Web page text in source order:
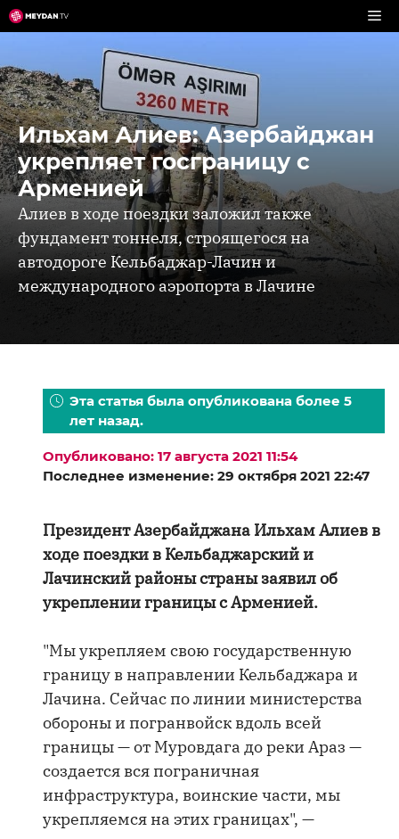
Перейти
к
содержимому
Ильхам Алиев: Азербайджан
укрепляет госграницу с
Арменией
Алиев в ходе поездки заложил также
фундамент тоннеля, строящегося на
автодороге Кельбаджар-Лачин и
международного аэропорта в Лачине
Эта статья была опубликована более 5
лет назад.
Опубликовано: 17 августа 2021 11:54
Последнее изменение: 29 октября 2021 22:47
Президент Азербайджана Ильхам Алиев в
ходе поездки в Кельбаджарский и
Лачинский районы страны заявил об
укреплении границы с Арменией.
"Мы укрепляем свою государственную
границу в направлении Кельбаджара и
Лачина. Сейчас по линии министерства
обороны и погранвойск вдоль всей
границы — от Муровдага до реки Араз —
создается вся пограничная
инфраструктура, воинские части, мы
укрепляемся на этих границах", —